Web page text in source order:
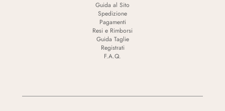
Guida al Sito
Spedizione
Pagamenti
Resi e Rimborsi
Guida Taglie
Registrati
F.A.Q.